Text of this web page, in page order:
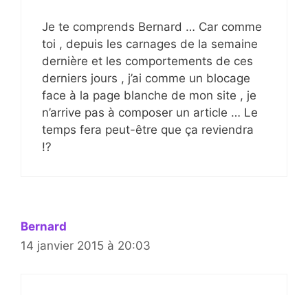
Je te comprends Bernard … Car comme
toi , depuis les carnages de la semaine
dernière et les comportements de ces
derniers jours , j’ai comme un blocage
face à la page blanche de mon site , je
n’arrive pas à composer un article … Le
temps fera peut-être que ça reviendra
!?
Bernard
14 janvier 2015 à 20:03